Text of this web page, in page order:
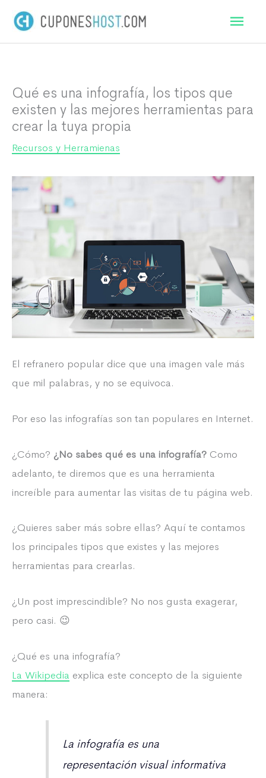
contenido
Qué es una infografía, los tipos que
existen y las mejores herramientas para
crear la tuya propia
Recursos y Herramienas
El refranero popular dice que una imagen vale más
que mil palabras, y no se equivoca.
Por eso las infografías son tan populares en Internet.
¿Cómo? ¿No sabes qué es una infografía? Como
adelanto, te diremos que es una herramienta
increíble para aumentar las visitas de tu página web.
¿Quieres saber más sobre ellas? Aquí te contamos
los principales tipos que existes y las mejores
herramientas para crearlas.
¿Un post imprescindible? No nos gusta exagerar,
pero casi. 😉
¿Qué es una infografía?
La Wikipedia explica este concepto de la siguiente
manera:
La infografía es una
representación visual informativa